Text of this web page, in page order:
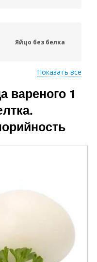
Яйцо без белка
Калории в яйцах
Яйца без скорлупы
Куриные яйца
Отечественные яйца
Показать все
вареного 1